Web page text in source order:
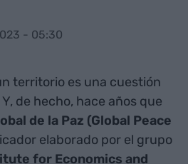
- 05:30
territorio es una cuestión
de hecho, hace años que
de la Paz (Global Peace
elaborado por el grupo
for Economics and